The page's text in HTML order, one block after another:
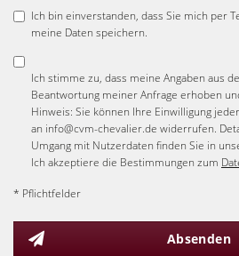
Ich bin einverstanden, dass Sie mich per
meine Daten speichern.
Ich stimme zu, dass meine Angaben aus
Beantwortung meiner Anfrage erhoben
Hinweis: Sie können Ihre Einwilligung
an info@cvm-chevalier.de widerrufen.
Umgang mit Nutzerdaten finden Sie in
Ich akzeptiere die Bestimmungen zum
* Pflichtfelder
Absenden